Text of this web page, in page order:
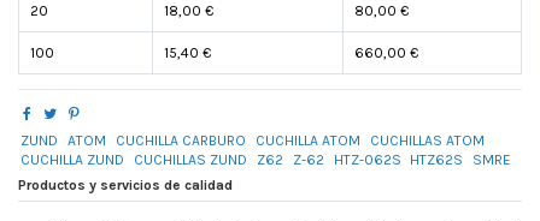
20 18,00 € 80,00 €
100 15,40 € 660,00 €
ZUND ATOM CUCHILLA CARBURO CUCHILLA ATOM
CUCHILLAS ATOM
CUCHILLA ZUND
CUCHILLAS ZUND Z62 Z-62 HTZ-062S HTZ62S
SMRE
Productos y servicios de calidad